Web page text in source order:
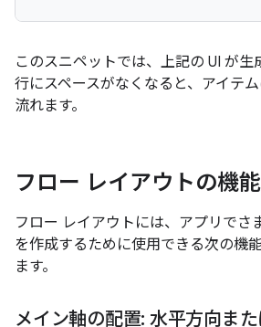
このスニペットでは、上記の UI が生
行にスペースがなくなると、アイテ
流れます。
フロー レイアウトの機能
フロー レイアウトには、アプリでさ
を作成するために使用できる次の機
ます。
メイン軸の配置: 水平方向ま